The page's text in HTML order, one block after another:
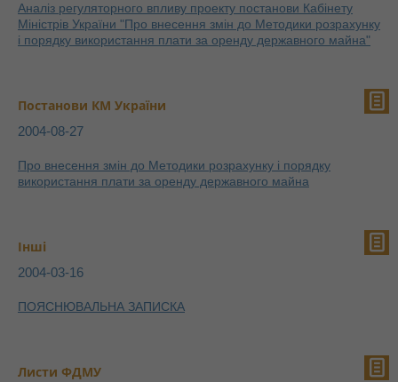
Аналіз регуляторного впливу проекту постанови Кабінету
Міністрів України "Про внесення змін до Методики розрахунку
і порядку використання плати за оренду державного майна"
Постанови КМ України
2004-08-27
Про внесення змін до Методики розрахунку і порядку
використання плати за оренду державного майна
Інші
2004-03-16
ПОЯСНЮВАЛЬНА ЗАПИСКА
Листи ФДМУ